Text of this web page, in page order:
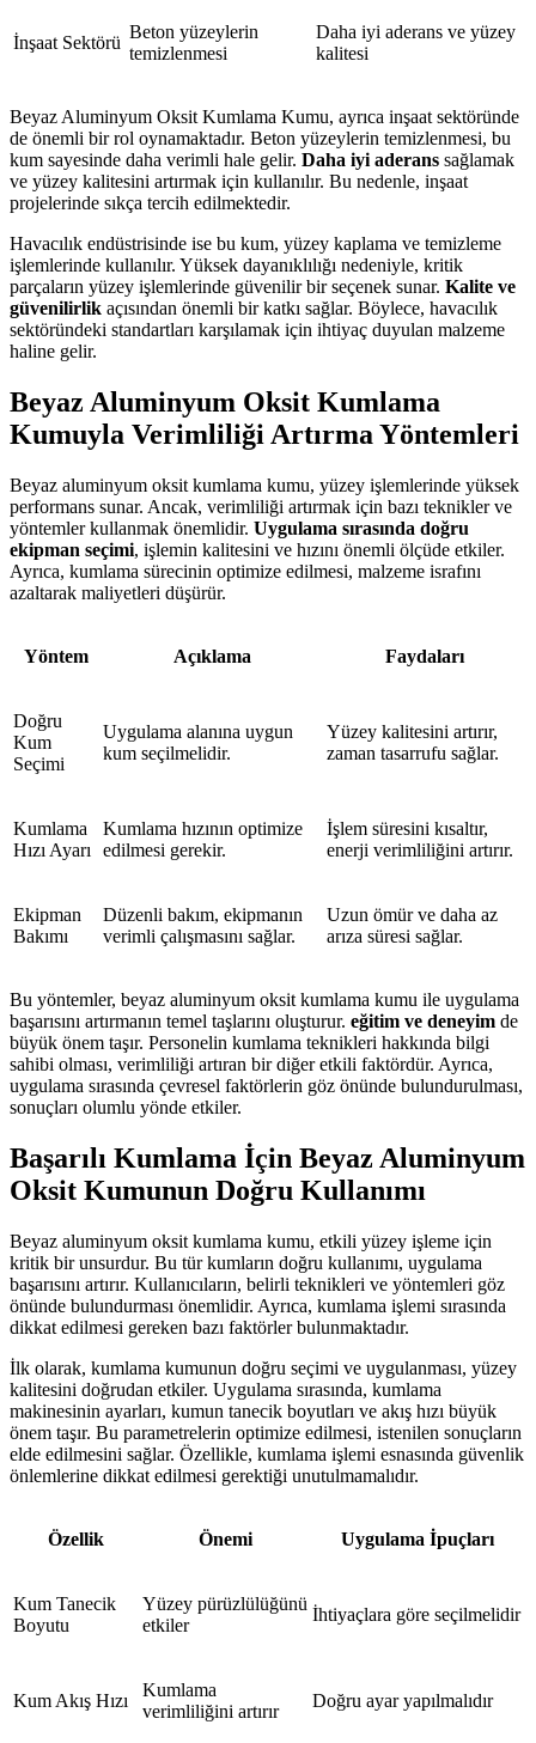
İnşaat Sektörü
Beton yüzeylerin
temizlenmesi
Daha iyi aderans ve yüzey
kalitesi
Beyaz Aluminyum Oksit Kumlama Kumu, ayrıca inşaat sektöründe
de önemli bir rol oynamaktadır. Beton yüzeylerin temizlenmesi, bu
kum sayesinde daha verimli hale gelir. Daha iyi aderans sağlamak
ve yüzey kalitesini artırmak için kullanılır. Bu nedenle, inşaat
projelerinde sıkça tercih edilmektedir.
Havacılık endüstrisinde ise bu kum, yüzey kaplama ve temizleme
işlemlerinde kullanılır. Yüksek dayanıklılığı nedeniyle, kritik
parçaların yüzey işlemlerinde güvenilir bir seçenek sunar. Kalite ve
güvenilirlik açısından önemli bir katkı sağlar. Böylece, havacılık
sektöründeki standartları karşılamak için ihtiyaç duyulan malzeme
haline gelir.
Beyaz Aluminyum Oksit Kumlama
Kumuyla Verimliliği Artırma Yöntemleri
Beyaz aluminyum oksit kumlama kumu, yüzey işlemlerinde yüksek
performans sunar. Ancak, verimliliği artırmak için bazı teknikler ve
yöntemler kullanmak önemlidir. Uygulama sırasında doğru
ekipman seçimi, işlemin kalitesini ve hızını önemli ölçüde etkiler.
Ayrıca, kumlama sürecinin optimize edilmesi, malzeme israfını
azaltarak maliyetleri düşürür.
Yöntem Açıklama Faydaları
Doğru
Kum
Seçimi
Uygulama alanına uygun
kum seçilmelidir.
Yüzey kalitesini artırır,
zaman tasarrufu sağlar.
Kumlama
Hızı Ayarı
Kumlama hızının optimize
edilmesi gerekir.
İşlem süresini kısaltır,
enerji verimliliğini artırır.
Ekipman
Bakımı
Düzenli bakım, ekipmanın
verimli çalışmasını sağlar.
Uzun ömür ve daha az
arıza süresi sağlar.
Bu yöntemler, beyaz aluminyum oksit kumlama kumu ile uygulama
başarısını artırmanın temel taşlarını oluşturur. eğitim ve deneyim de
büyük önem taşır. Personelin kumlama teknikleri hakkında bilgi
sahibi olması, verimliliği artıran bir diğer etkili faktördür. Ayrıca,
uygulama sırasında çevresel faktörlerin göz önünde bulundurulması,
sonuçları olumlu yönde etkiler.
Başarılı Kumlama İçin Beyaz Aluminyum
Oksit Kumunun Doğru Kullanımı
Beyaz aluminyum oksit kumlama kumu, etkili yüzey işleme için
kritik bir unsurdur. Bu tür kumların doğru kullanımı, uygulama
başarısını artırır. Kullanıcıların, belirli teknikleri ve yöntemleri göz
önünde bulundurması önemlidir. Ayrıca, kumlama işlemi sırasında
dikkat edilmesi gereken bazı faktörler bulunmaktadır.
İlk olarak, kumlama kumunun doğru seçimi ve uygulanması, yüzey
kalitesini doğrudan etkiler. Uygulama sırasında, kumlama
makinesinin ayarları, kumun tanecik boyutları ve akış hızı büyük
önem taşır. Bu parametrelerin optimize edilmesi, istenilen sonuçların
elde edilmesini sağlar. Özellikle, kumlama işlemi esnasında güvenlik
önlemlerine dikkat edilmesi gerektiği unutulmamalıdır.
Özellik Önemi Uygulama İpuçları
Kum Tanecik
Boyutu
Yüzey pürüzlülüğünü
etkiler
İhtiyaçlara göre seçilmelidir
Kum Akış Hızı
Kumlama
verimliliğini artırır
Doğru ayar yapılmalıdır